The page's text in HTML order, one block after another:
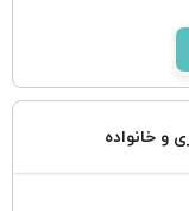
و خانواده